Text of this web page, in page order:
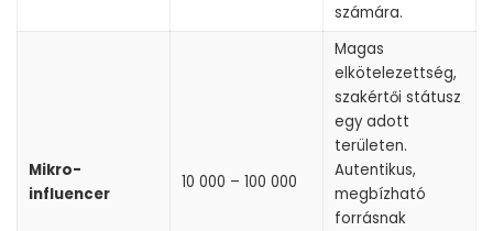
számára.
Mikro-
influencer
10 000 – 100 000
Magas
elkötelezettség,
szakértői státusz
egy adott
területen.
Autentikus,
megbízható
forrásnak